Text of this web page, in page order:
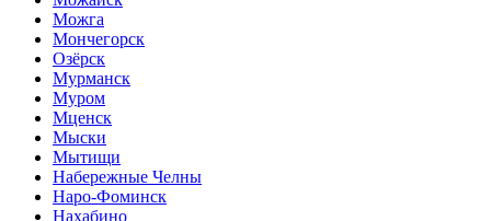
Можга
Мончегорск
Озёрск
Мурманск
Муром
Мценск
Мыски
Мытищи
Набережные Челны
Наро-Фоминск
Нахабино